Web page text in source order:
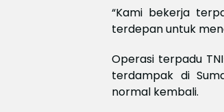
“Kami bekerja
terdepan untuk
Operasi terpadu
terdampak di
normal kembali.